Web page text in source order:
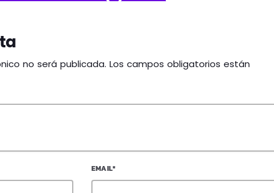
no será publicada. Los campos obligatorios están
EMAIL*